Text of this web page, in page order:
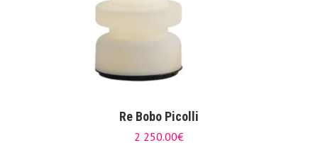
Re Bobo Picolli
2 250.00€